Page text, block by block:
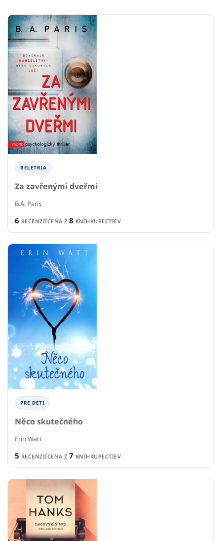
BELETRIA
Za zavřenými dveřmi
B.A. Paris
6 RECENZIÍCENA Z 8 KNÍHKUPECTIEV
PRE DETI
Něco skutečného
Erin Watt
5 RECENZIÍCENA Z 7 KNÍHKUPECTIEV